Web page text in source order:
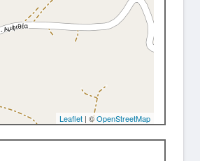
Leaflet | ©OpenStreetMap